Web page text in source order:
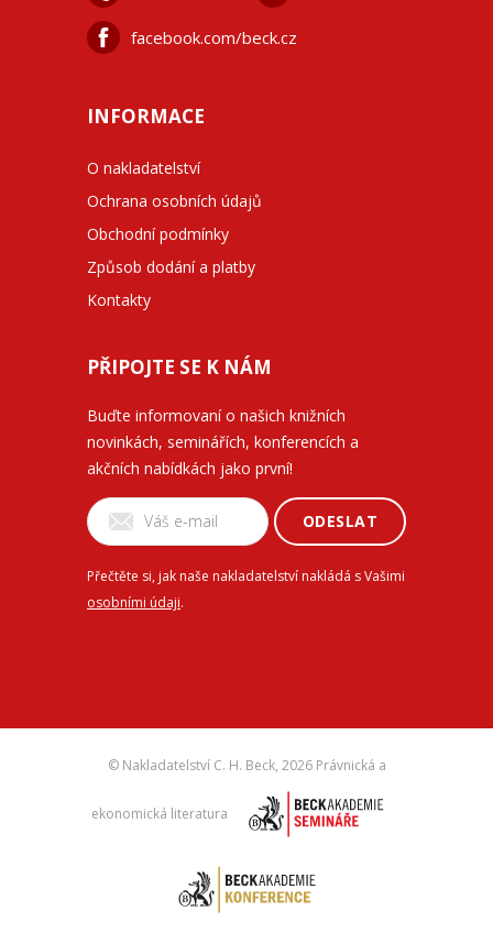
facebook.com/beck.cz
INFORMACE
O nakladatelství
Ochrana osobních údajů
Obchodní podmínky
Způsob dodání a platby
Kontakty
PŘIPOJTE SE K NÁM
Buďte informovaní o našich knižních
novinkách, seminářích, konferencích a
akčních nabídkách jako první!
ODESLAT
Přečtěte si, jak naše nakladatelství nakládá s Vašimi
osobními údaji.
© Nakladatelství C. H. Beck, 2026 Právnická a
ekonomická literatura